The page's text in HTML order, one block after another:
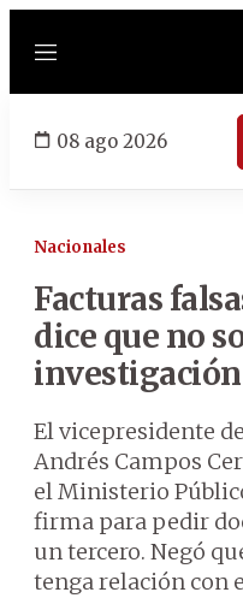
Menú
08 ago 2026
Nacionales
Facturas
dice que no
investigación
El vicepresidente
Andrés Campos
el Ministerio
firma para pedir
un tercero. Negó
tenga relación con